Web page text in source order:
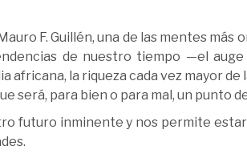
F. Guillén, una de las mentes más
de nuestro tiempo —el auge
africana, la riqueza cada vez mayor de
será, para bien o para mal, un punto
futuro inminente y nos permite